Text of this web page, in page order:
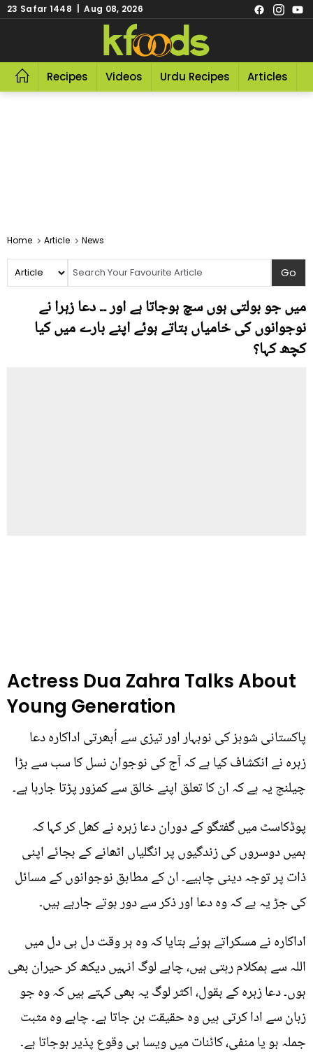
23 Safar 1448 | Aug 08, 2026
Recipes Videos Urdu Recipes Articles
Home Article News
میں جو بولتی ہوں سچ ہوجاتا ہے اور ۔۔ دعا زہرا نے
نوجوانوں کی خامیاں بتاتے ہوئے اپنے بارے میں کیا
کچھ کہا؟
Actress Dua Zahra Talks About
Young Generation
پاکستانی شوبز کی نوبہار اور تیزی سے اُبھرتی اداکارہ دعا
زہرہ نے انکشاف کیا ہے کہ آج کی نوجوان نسل کا سب سے بڑا
چیلنج یہ ہے کہ ان کا تعلق اپنے خالق سے کمزور پڑتا جارہا ہے۔
پوڈکاسٹ میں گفتگو کے دوران دعا زہرہ نے کھل کر کہا کہ
ہمیں دوسروں کی زندگیوں پر انگلیاں اٹھانے کے بجائے اپنی
ذات پر توجہ دینی چاہیے۔ ان کے مطابق نوجوانوں کے مسائل
کی جڑ یہ ہے کہ وہ دعا اور ذکر سے دور ہوتے جارہے ہیں۔
اداکارہ نے مسکراتے ہوئے بتایا کہ وہ ہر وقت دل ہی دل میں
اللہ سے ہمکلام رہتی ہیں، چاہے لوگ انہیں دیکھ کر حیران بھی
ہوں۔ دعا زہرہ کے بقول، اکثر لوگ یہ بھی کہتے ہیں کہ وہ جو
زبان سے ادا کرتی ہیں وہ حقیقت بن جاتا ہے۔ چاہے وہ مثبت
جملہ ہو یا منفی، کائنات میں ویسا ہی وقوع پذیر ہوجاتا ہے۔